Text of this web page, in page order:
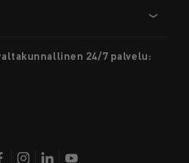
24/7 palvelu: